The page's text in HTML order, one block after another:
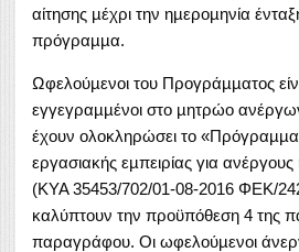
αίτησης µέχρι την ηµεροµηνία
πρόγραµµα.
Ωφελούµενοι του Προγράµµατος
εγγεγραµµένοι στο µητρώο
έχουν ολοκληρώσει το
εργασιακής εµπειρίας για
(ΚΥΑ 35453/702/01-08-2016 ΦΕΚ/
καλύπτουν την προϋπόθεση 4 της
παραγράφου. Οι ωφελούµενοι